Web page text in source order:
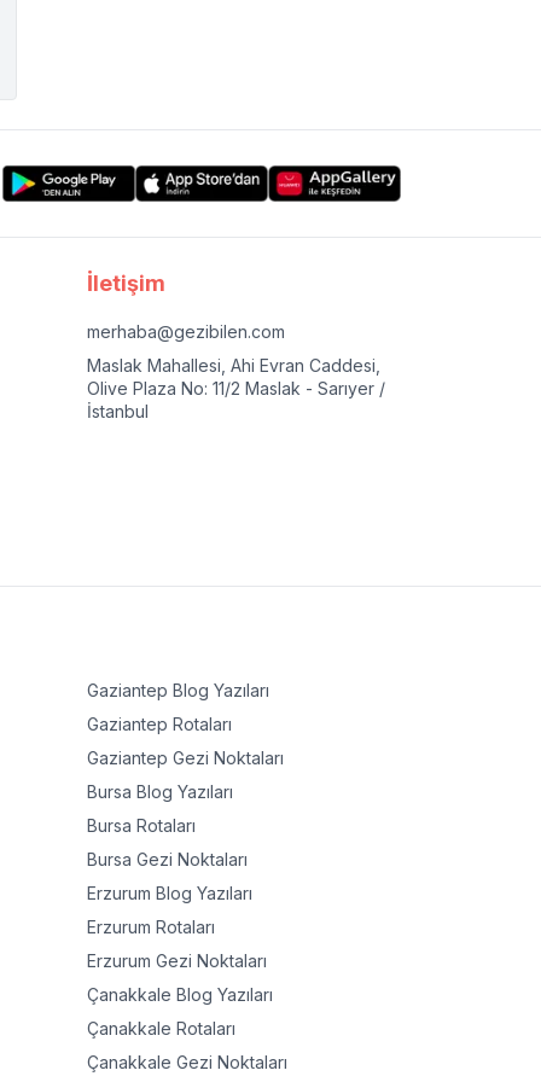
İletişim
merhaba@gezibilen.com
Maslak Mahallesi, Ahi Evran Caddesi,
Olive Plaza No: 11/2 Maslak - Sarıyer /
İstanbul
Gaziantep Blog Yazıları
Gaziantep Rotaları
Gaziantep Gezi Noktaları
Bursa Blog Yazıları
Bursa Rotaları
Bursa Gezi Noktaları
Erzurum Blog Yazıları
Erzurum Rotaları
Erzurum Gezi Noktaları
Çanakkale Blog Yazıları
Çanakkale Rotaları
Çanakkale Gezi Noktaları